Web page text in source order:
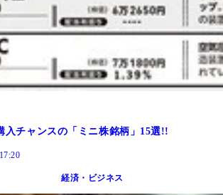
入チャンスの「ミニ株銘柄」15選!!
経済・ビジネス